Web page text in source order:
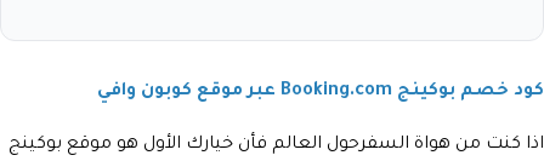
كود خصم بوكينج Booking.com عبر موقع كوبون وافي
اذا كنت من هواة السفرحول العالم فأن خيارك الأول هو موقع بوكينج